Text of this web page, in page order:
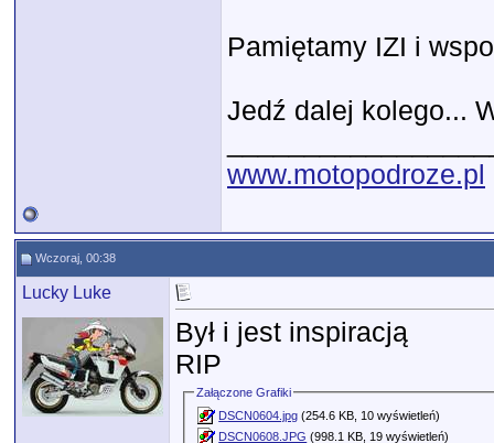
Pamiętamy IZI i
Jedź dalej kolego...
www.motopodroze.pl
Wczoraj, 00:38
Lucky Luke
Był i jest inspiracją
RIP
Załączone Grafiki
DSCN0604.jpg (254.6 KB, 10 wyświetleń)
DSCN0608.JPG (998.1 KB, 19 wyświetleń)